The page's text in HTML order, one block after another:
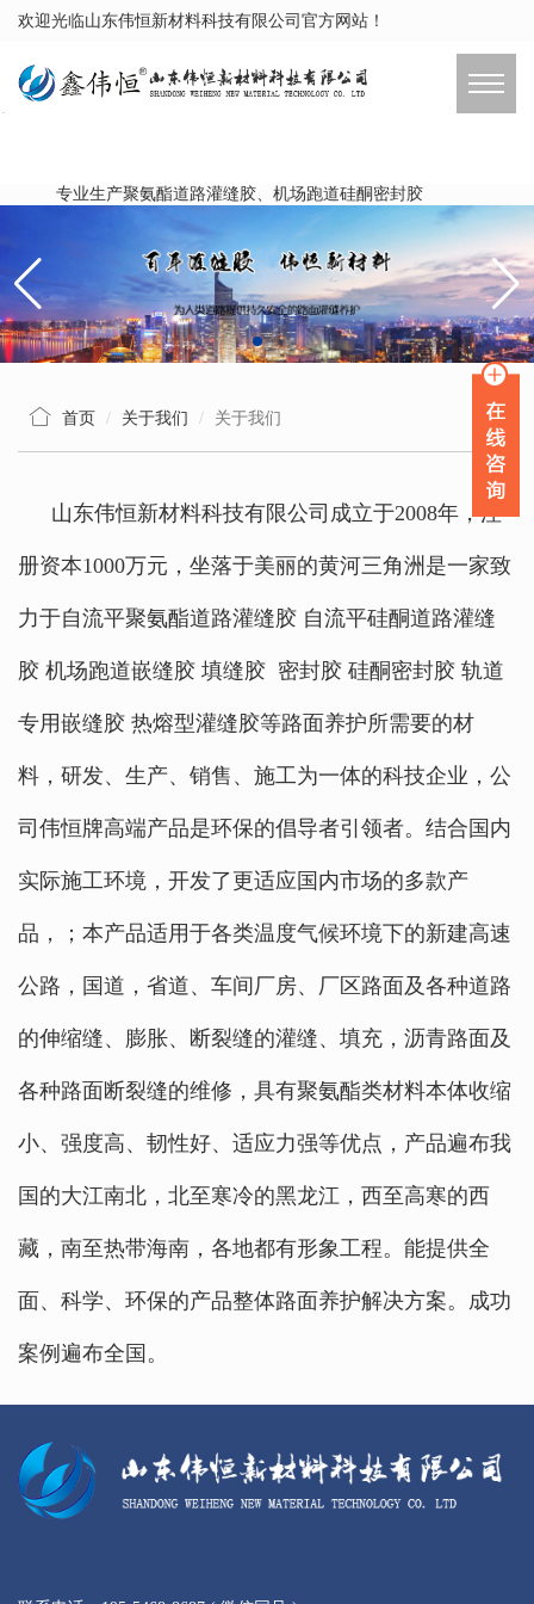
欢迎光临山东伟恒新材料科技有限公司官方网站！
专业生产聚氨酯道路灌缝胶、机场跑道硅酮密封胶
首页 关于我们 关于我们
山东伟恒新材料科技有限公司成立于2008年，注
册资本1000万元，坐落于美丽的黄河三角洲是一家致
力于自流平聚氨酯道路灌缝胶 自流平硅酮道路灌缝
胶 机场跑道嵌缝胶 填缝胶 密封胶 硅酮密封胶 轨道
专用嵌缝胶 热熔型灌缝胶等路面养护所需要的材
料，研发、生产、销售、施工为一体的科技企业，公
司伟恒牌高端产品是环保的倡导者引领者。结合国内
实际施工环境，开发了更适应国内市场的多款产
品，；本产品适用于各类温度气候环境下的新建高速
公路，国道，省道、车间厂房、厂区路面及各种道路
的伸缩缝、膨胀、断裂缝的灌缝、填充，沥青路面及
各种路面断裂缝的维修，具有聚氨酯类材料本体收缩
小、强度高、韧性好、适应力强等优点，产品遍布我
国的大江南北，北至寒冷的黑龙江，西至高寒的西
藏，南至热带海南，各地都有形象工程。能提供全
面、科学、环保的产品整体路面养护解决方案。成功
案例遍布全国。